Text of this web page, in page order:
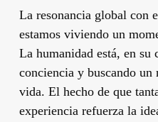
La resonancia global con
estamos viviendo un
La humanidad está, en su
conciencia y buscando
vida. El hecho de que
experiencia refuerza la